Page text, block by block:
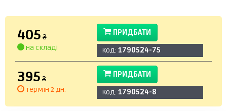
405 ₴
на складі
ПРИДБАТИ
Код: 1790524-75
395 ₴
термін 2 дн.
ПРИДБАТИ
Код: 1790524-8